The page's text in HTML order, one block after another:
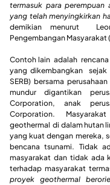
termasuk para
yang telah menyingkirkan
demikian menurut
Pengembangan Masyarakat
Contoh lain adalah
yang dikembangkan sejak
SERB) bersama
mundur digantikan
Corporation, anak
Corporation.
geothermal di dalam hutan
yang kuat dengan mereka,
bencana tsunami. Tidak
masyarakat dan tidak ada
terhadap masyarakat
proyek geothermal